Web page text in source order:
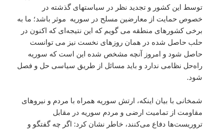
توسط این کشور و تجدید نظر در سیاستهای گذشته در
خصوص حمایت از معارضین مسلح در سوریه موثر باشد؛ ما به
برخی کشورهای منطقه می گویم که این نتیجه‌ای که اکنون در
حلب حاصل شده در همان روزهای نخست نیز می توانست
حاصل شود و امروز آنچه مشخص شده این است که سوریه
راه‌حل نظامی ندارد و باید مسائل از طریق سیاسی حل و فصل
شود.
شمخانی با بیان اینکه، ارتش سوریه همراه با مردم و نیروهای
مقاومت از تمامیت ارضی و مردم سوریه در مقابل
تروریست‌ها دفاع می‌کنند، خاطر نشان کرد: اگر چه گفتگو و